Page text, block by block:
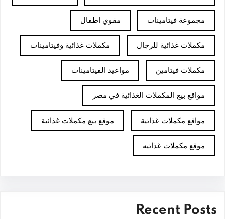
مجموعة فيتامينات مقوي اطفال
مكملات غذائية للرجال مكملات غذائية وفيتامينات
مكملات فيتامين مواعيد الفيتامينات
مواقع بيع المكملات الغذائية في مصر
مواقع مكملات غذائية موقع بيع مكملات غذائية
موقع مكملات غذائيه
Recent Posts